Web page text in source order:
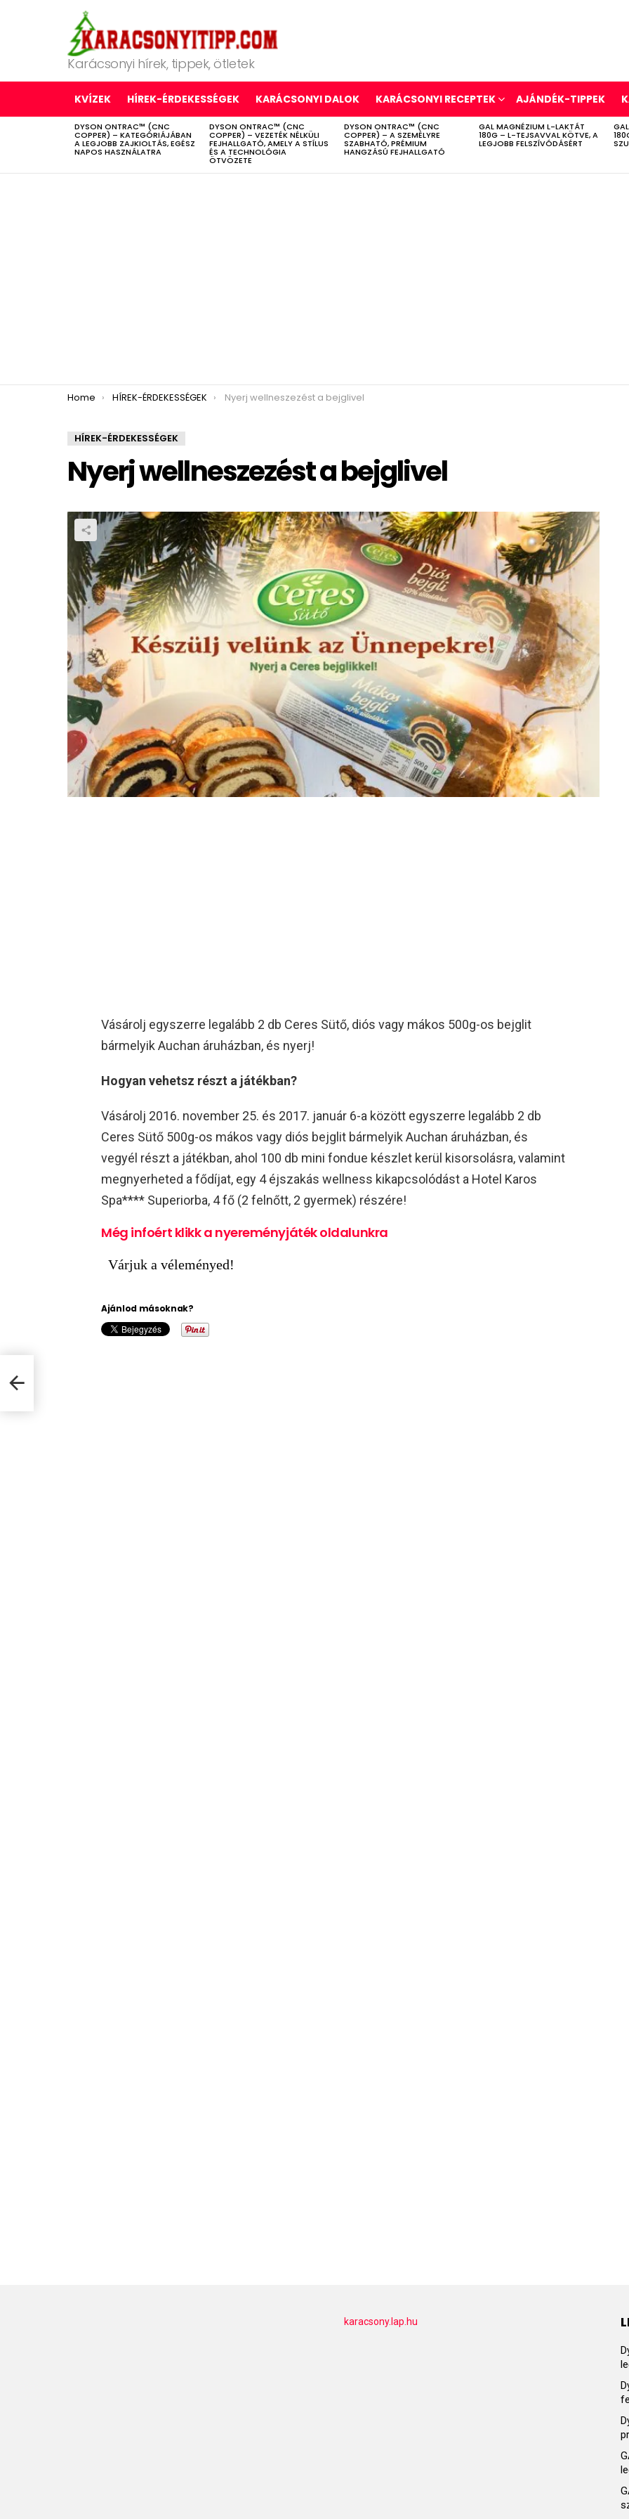
Karácsonyi hírek, tippek, ötletek
KVÍZEK HÍREK-ÉRDEKESSÉGEK KARÁCSONYI DALOK KARÁCSONYI RECEPTEK AJÁNDÉK-TIPPEK
LATEST
STORIES
DYSON ONTRAC™ (CNC
COPPER) – KATEGÓRIÁJÁBAN
A LEGJOBB ZAJKIOLTÁS, EGÉSZ
NAPOS HASZNÁLATRA
DYSON ONTRAC™ (CNC
COPPER) – VEZETÉK NÉLKÜLI
FEJHALLGATÓ, AMELY A STÍLUS
ÉS A TECHNOLÓGIA
ÖTVÖZETE
DYSON ONTRAC™ (CNC
COPPER) – A SZEMÉLYRE
SZABHATÓ, PRÉMIUM
HANGZÁSÚ FEJHALLGATÓ
GAL MAGNÉZIUM L-LAKTÁT
180G – L-TEJSAVVAL KÖTVE, A
LEGJOBB FELSZÍVÓDÁSÉRT
You are here:
Home HÍREK-ÉRDEKESSÉGEK Nyerj wellneszezést a bejglivel
HÍREK-ÉRDEKESSÉGEK
Nyerj wellneszezést a bejglivel
Vásárolj egyszerre legalább 2 db Ceres Sütő, diós vagy mákos 500g-os bejglit
bármelyik Auchan áruházban, és nyerj!
Hogyan vehetsz részt a játékban?
Vásárolj 2016. november 25. és 2017. január 6-a között egyszerre legalább 2 db
Ceres Sütő 500g-os mákos vagy diós bejglit bármelyik Auchan áruházban, és
vegyél részt a játékban, ahol 100 db mini fondue készlet kerül kisorsolásra, valamint
megnyerheted a fődíjat, egy 4 éjszakás wellness kikapcsolódást a Hotel Karos
Spa**** Superiorba, 4 fő (2 felnőtt, 2 gyermek) részére!
Még infoért klikk a nyereményjáték oldalunkra
Várjuk a véleményed!
Ajánlod másoknak?
karacsony.lap.hu